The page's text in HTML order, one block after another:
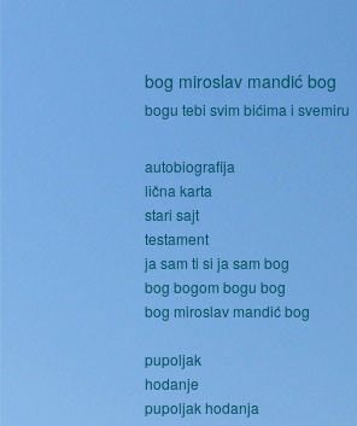
bog miroslav mandić bog
bogu tebi svim bićima i svemiru
autobiografija
lična karta
stari sajt
testament
ja sam ti si ja sam bog
bog bogom bogu bog
bog miroslav mandić bog
pupoljak
hodanje
pupoljak hodanja